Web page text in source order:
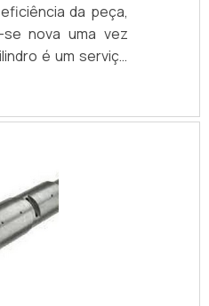
da peça,
nova uma vez
é um serviço
de tecnologia de
padrão
em uma peça